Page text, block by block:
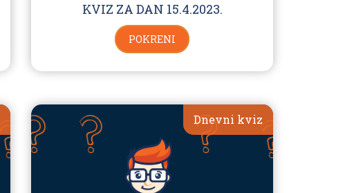
KVIZ ZA DAN 15.4.2023.
POKRENI
Dnevni kviz